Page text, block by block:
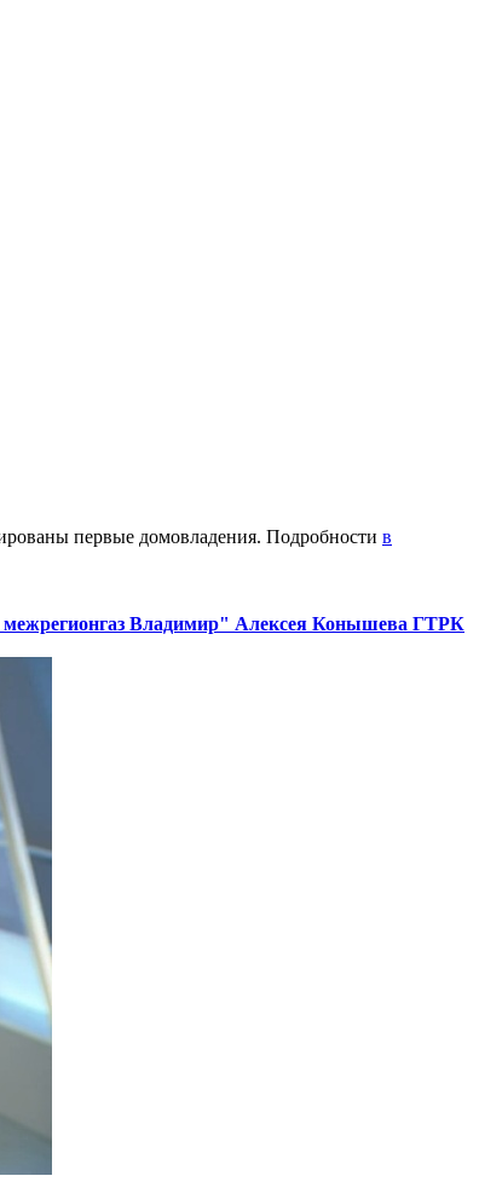
первые домовладения. Подробности в
межрегионгаз Владимир" Алексея Конышева ГТРК